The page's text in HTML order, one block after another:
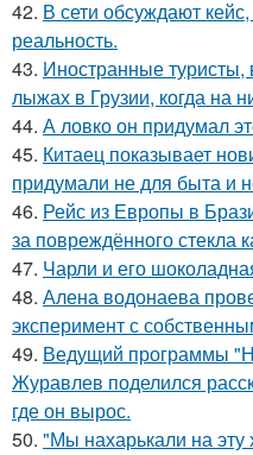
42. В сети обсуждают
реальность.
43. Иностранные туристы,
лыжах в Грузии, когда на
44. А ловко он придумал
45. Китаец показывает
придумали не для быта и
46. Рейс из Европы в
за повреждённого стекла
47. Чарли и его
48. Алена водонаева
эксперимент с
49. Ведущий программы
Журавлев поделился
где он вырос.
50. "Мы нахарькали на эту